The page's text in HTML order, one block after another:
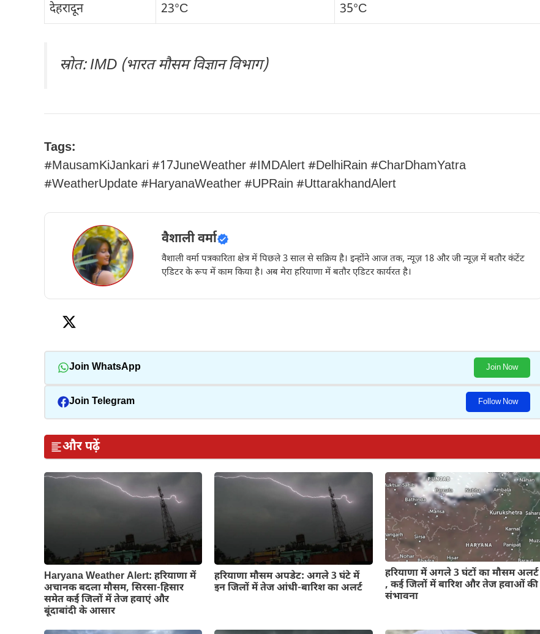
देहरादून
23°C 35°C
स्रोत: IMD (भारत मौसम विज्ञान विभाग)
Tags:
#MausamKiJankari #17JuneWeather #IMDAlert #DelhiRain #CharDhamYatra
#WeatherUpdate #HaryanaWeather #UPRain #UttarakhandAlert
वैशाली वर्मा
वैशाली वर्मा पत्रकारिता क्षेत्र में पिछले 3 साल से सक्रिय है। इन्होंने आज तक, न्यूज़ 18 और जी न्यूज़ में बतौर कंटेंट
एडिटर के रूप में काम किया है। अब मेरा हरियाणा में बतौर एडिटर कार्यरत है।
Join WhatsApp Join Now
Join Telegram Follow Now
और पढ़ें
Haryana Weather Alert: हरियाणा में
अचानक बदला मौसम, सिरसा-हिसार
समेत कई जिलों में तेज हवाएं और
बूंदाबांदी के आसार
हरियाणा मौसम अपडेट: अगले 3 घंटे में
इन जिलों में तेज आंधी-बारिश का अलर्ट
हरियाणा में अगले 3 घंटों का मौसम अलर्ट
, कई जिलों में बारिश और तेज हवाओं की
संभावना